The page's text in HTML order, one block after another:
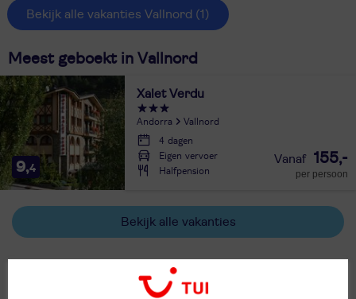
Bekijk alle vakanties Vallnord (1)
Meest geboekt in Vallnord
9,4
Xalet Verdu
Andorra
Vallnord
4 dagen
Eigen vervoer
Halfpension
155,-
per persoon
Bekijk alle vakanties
Populaire bestemmingen